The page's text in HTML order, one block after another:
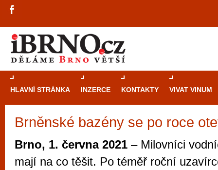
HLAVNÍ STRÁNKA INZERCE KONTAKTY VIVAT VINUM
Brněnské bazény se po roce
Brno, 1. června 2021 – Milovníci
mají na co těšit. Po téměř roční
Průvodce
Brně: Od
automaty